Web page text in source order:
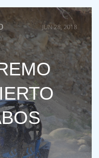
JUN 28, 2018